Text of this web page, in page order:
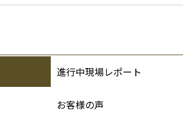
進行中現場レポート
お客様の声